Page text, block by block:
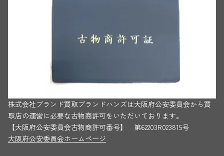
株式会社ブランド買取ブランドハンズは大阪府公安委員会から買
取店の運営に必要な古物商許可をいただいております。
【大阪府公安委員会古物商許可番号】 第62203R023815号
大阪府公安委員会ホームページ